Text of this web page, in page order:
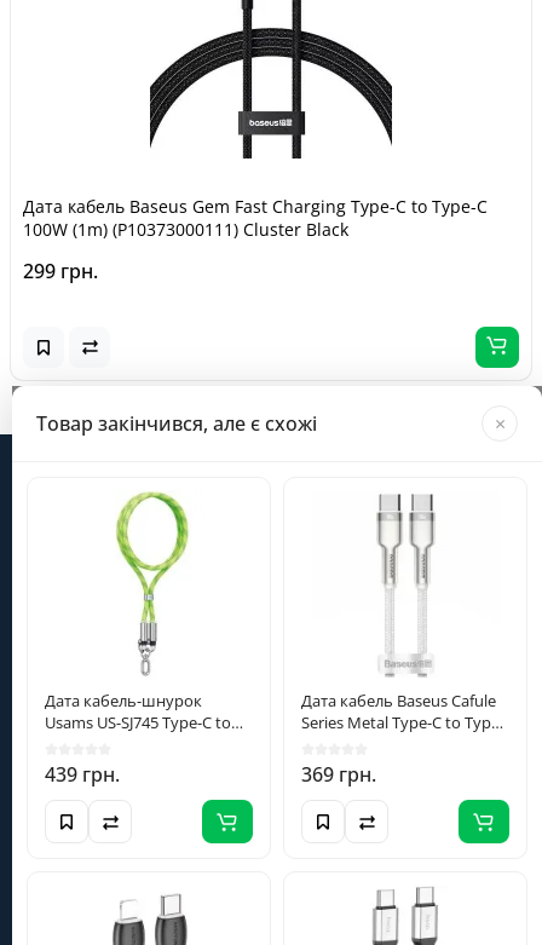
Дата кабель Baseus Gem Fast Charging Type-C to Type-C
100W (1m) (P10373000111) Cluster Black
299 грн.
Товар закінчився, але є схожі ×
Дата кабель-шнурок
Usams US-SJ745 Type-C to
439 грн.
Дата кабель Baseus Cafule
Series Metal Type-C to Type-
369 грн.
Завантажується...
+380980986235
info@smartera.com.ua